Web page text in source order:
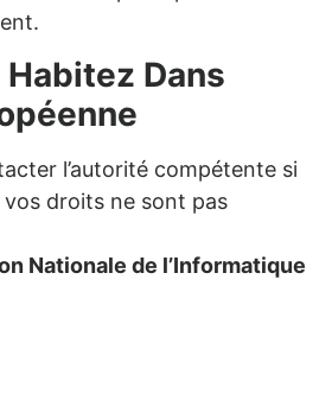
Habitez Dans
l’autorité compétente si
droits ne sont pas
Nationale de l’Informatique